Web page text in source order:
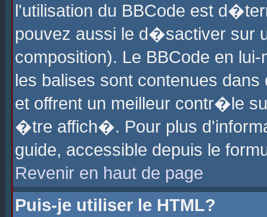
l'utilisation du BBCode est
pouvez aussi le d�sactiver sur
composition). Le BBCode en
les balises sont contenues
et offrent un meilleur contr�le
�tre affich�. Pour plus
guide, accessible depuis le
Revenir en haut de page
Puis-je utiliser le HTML?